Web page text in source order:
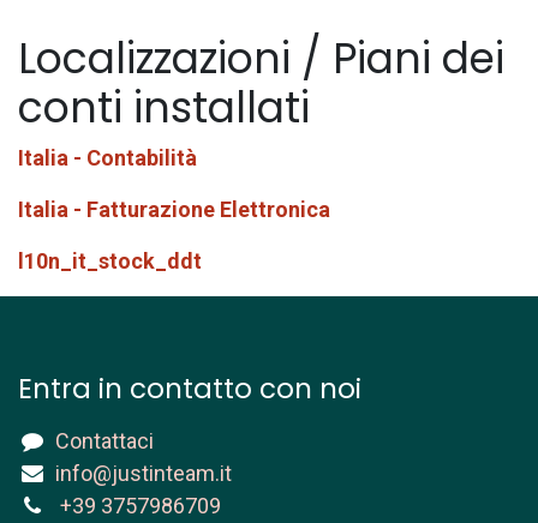
Localizzazioni / Piani dei
conti installati
Italia - Contabilità
Italia - Fatturazione Elettronica
l10n_it_stock_ddt
Entra in contatto con noi
Contattaci
info@justinteam.it
+39 3757986709